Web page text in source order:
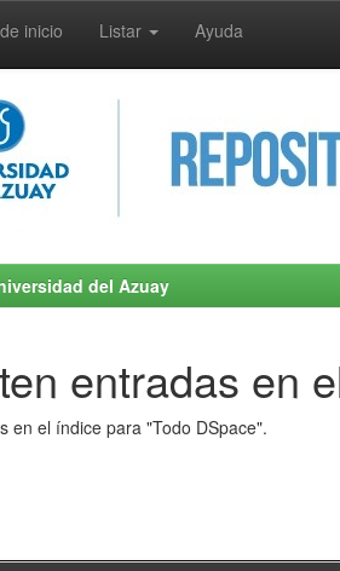
inicio Listar Ayuda
del Azuay
entradas en
en el índice para "Todo DSpace".